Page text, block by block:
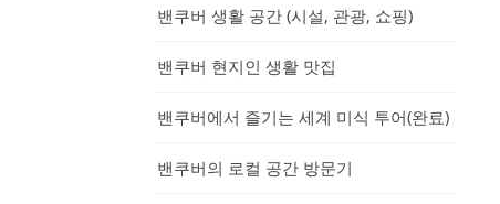
밴쿠버 생활 공간 (시설, 관광, 쇼핑)
밴쿠버 현지인 생활 맛집
밴쿠버에서 즐기는 세계 미식 투어(완료)
밴쿠버의 로컬 공간 방문기